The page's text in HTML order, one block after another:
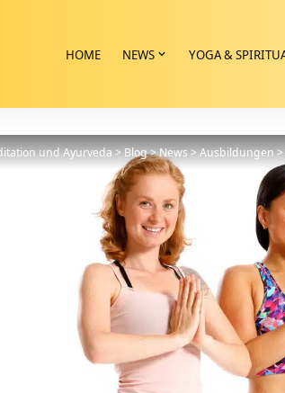
HOME NEWS YOGA &
und Ayurveda>Blog>News>Ausbildungen>